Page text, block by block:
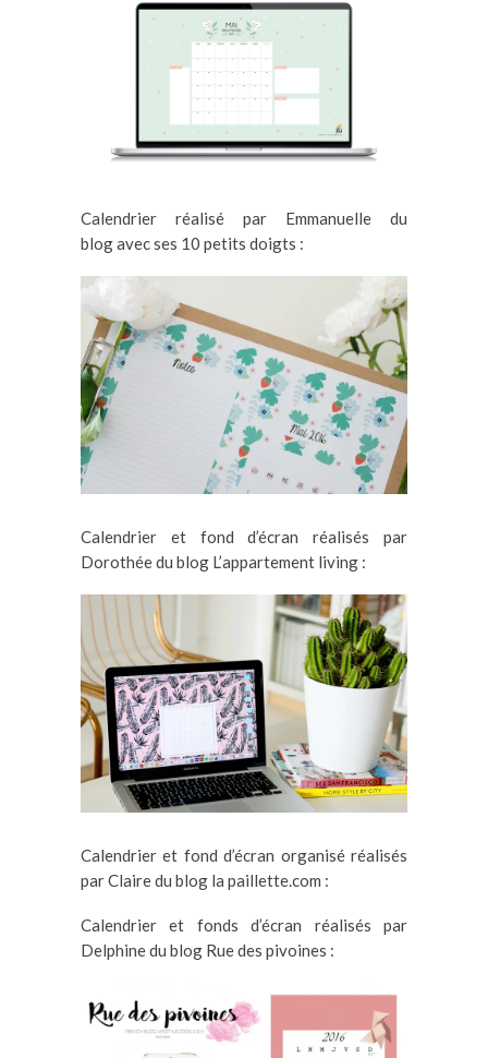
Calendrier réalisé par Emmanuelle du
blog avec ses 10 petits doigts :
Calendrier et fond d’écran réalisés par
Dorothée du blog L’appartement living :
Calendrier et fond d’écran organisé réalisés
par Claire du blog la paillette.com :
Calendrier et fonds d’écran réalisés par
Delphine du blog Rue des pivoines :